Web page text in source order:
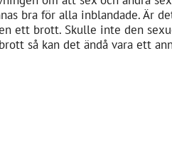
bra för alla inblandade. Är
ett brott. Skulle inte den
så kan det ändå vara ett